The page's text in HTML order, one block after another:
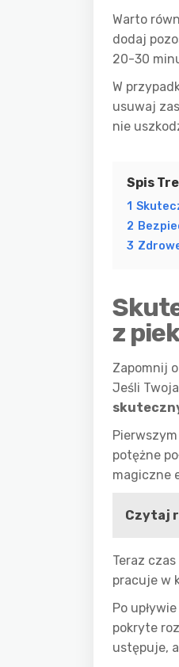
Warto
dodaj
20-30
W
usuwaj
nie
Spis
1
2
3
z
Zapomnij
Jeśli
potężne
magiczne
Czytaj
Teraz
pracuje w
Po
pokryte
ustępuje,